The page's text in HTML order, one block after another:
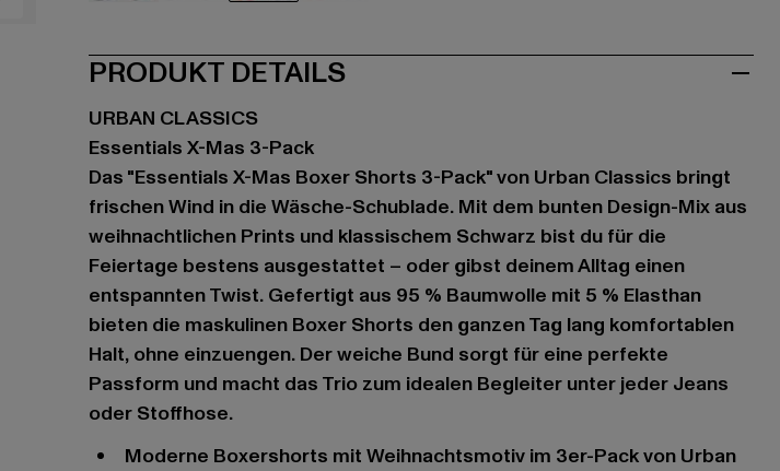
PRODUKT DETAILS
URBAN CLASSICS
Essentials X-Mas 3-Pack
Das "Essentials X-Mas Boxer Shorts 3-Pack" von Urban Classics bringt
frischen Wind in die Wäsche-Schublade. Mit dem bunten Design-Mix aus
weihnachtlichen Prints und klassischem Schwarz bist du für die
Feiertage bestens ausgestattet – oder gibst deinem Alltag einen
entspannten Twist. Gefertigt aus 95 % Baumwolle mit 5 % Elasthan
bieten die maskulinen Boxer Shorts den ganzen Tag lang komfortablen
Halt, ohne einzuengen. Der weiche Bund sorgt für eine perfekte
Passform und macht das Trio zum idealen Begleiter unter jeder Jeans
oder Stoffhose.
Moderne Boxershorts mit Weihnachtsmotiv im 3er-Pack von Urban